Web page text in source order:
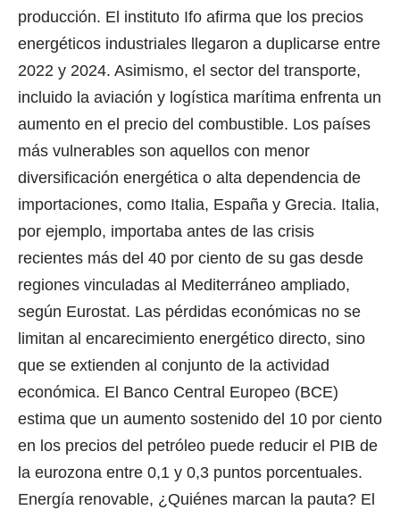
producción. El instituto Ifo afirma que los precios
energéticos industriales llegaron a duplicarse entre
2022 y 2024. Asimismo, el sector del transporte,
incluido la aviación y logística marítima enfrenta un
aumento en el precio del combustible. Los países
más vulnerables son aquellos con menor
diversificación energética o alta dependencia de
importaciones, como Italia, España y Grecia. Italia,
por ejemplo, importaba antes de las crisis
recientes más del 40 por ciento de su gas desde
regiones vinculadas al Mediterráneo ampliado,
según Eurostat. Las pérdidas económicas no se
limitan al encarecimiento energético directo, sino
que se extienden al conjunto de la actividad
económica. El Banco Central Europeo (BCE)
estima que un aumento sostenido del 10 por ciento
en los precios del petróleo puede reducir el PIB de
la eurozona entre 0,1 y 0,3 puntos porcentuales.
Energía renovable, ¿Quiénes marcan la pauta? El